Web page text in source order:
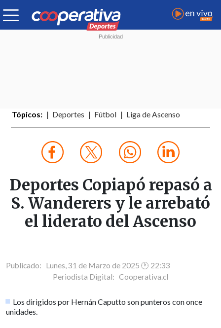
Tópicos: Deportes Fútbol Liga de Ascenso
Deportes Copiapó repasó a
S. Wanderers y le arrebató
el liderato del Ascenso
Publicado: Lunes, 31 de Marzo de 2025 🕐 22:33
Periodista Digital: Cooperativa.cl
Los dirigidos por Hernán Caputto son punteros con once
unidades.